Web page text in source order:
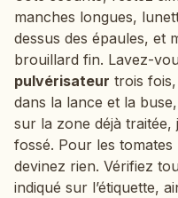
manches longues,
dessus des épaules, et
brouillard fin. Lavez-
pulvérisateur trois
dans la lance et la
sur la zone déjà traitée,
fossé. Pour les tomates
devinez rien. Vérifiez
indiqué sur l’étiquette,